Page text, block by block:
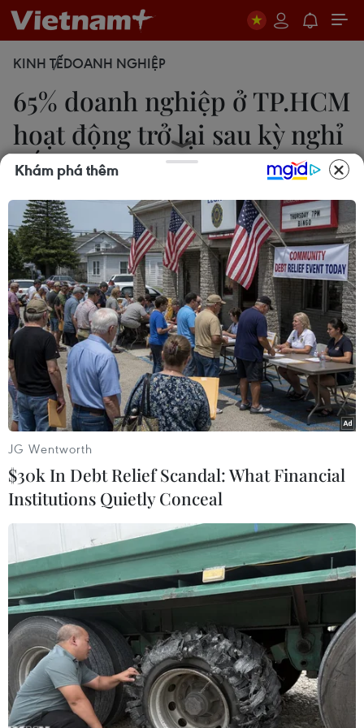
KINH TẾDOANH NGHIỆP
65% doanh nghiệp ở TP.HCM
hoạt động trở lại sau kỳ nghỉ
Tết
Thu Hoài
24/02/2015 09:43
Ngày 24/2 (mùng 6 Tết), 700 doanh nghiệp,
chiếm 65% số doanh nghiệp ở các khu công
nghiệp tại TP.HCM đã hoạt động trở lại sau kỳ nghỉ
Tết.
Ảnh minhhọa. (Ảnh: Trần Việt/TTXVN)
Ngày 24/2 (mùng 6 Tết), Ban quản lý các Khu
chế xuất, khu công nghiệp Thành phố Hồ Chí
Khám phá thêm
JG Wentworth
$30k In Debt Relief Scandal: What Financial
Institutions Quietly Conceal